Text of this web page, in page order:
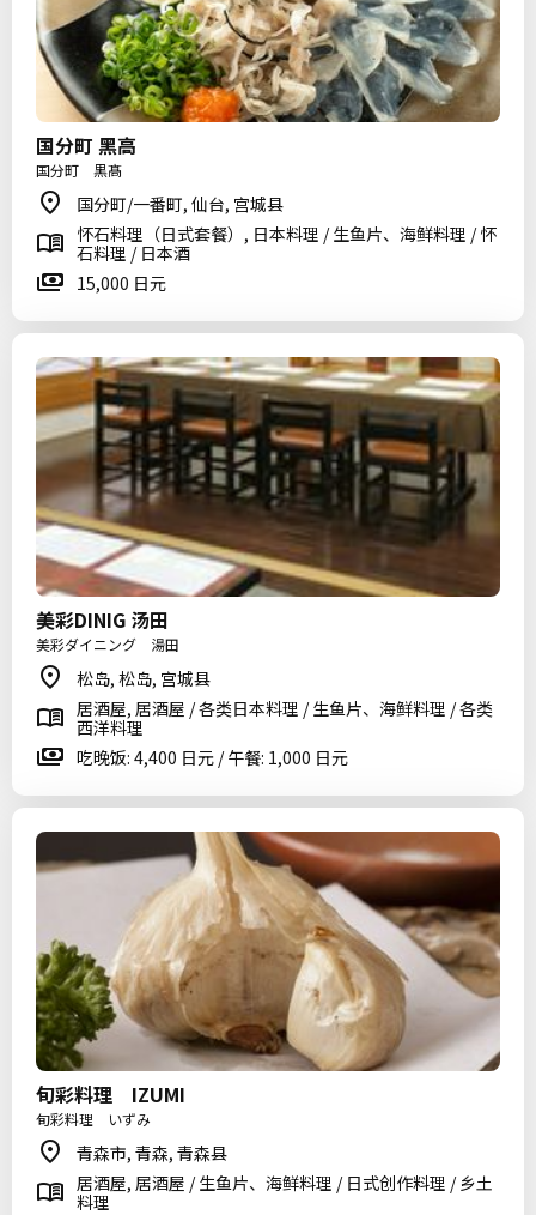
国分町 黑高
国分町 黒髙
国分町/一番町, 仙台, 宫城县
怀石料理（日式套餐）, 日本料理 / 生鱼片、海鲜料理 / 怀
石料理 / 日本酒
15,000 日元
美彩DINIG 汤田
美彩ダイニング 湯田
松岛, 松岛, 宫城县
居酒屋, 居酒屋 / 各类日本料理 / 生鱼片、海鲜料理 / 各类
西洋料理
吃晚饭: 4,400 日元 / 午餐: 1,000 日元
旬彩料理 IZUMI
旬彩料理 いずみ
青森市, 青森, 青森县
居酒屋, 居酒屋 / 生鱼片、海鲜料理 / 日式创作料理 / 乡土
料理